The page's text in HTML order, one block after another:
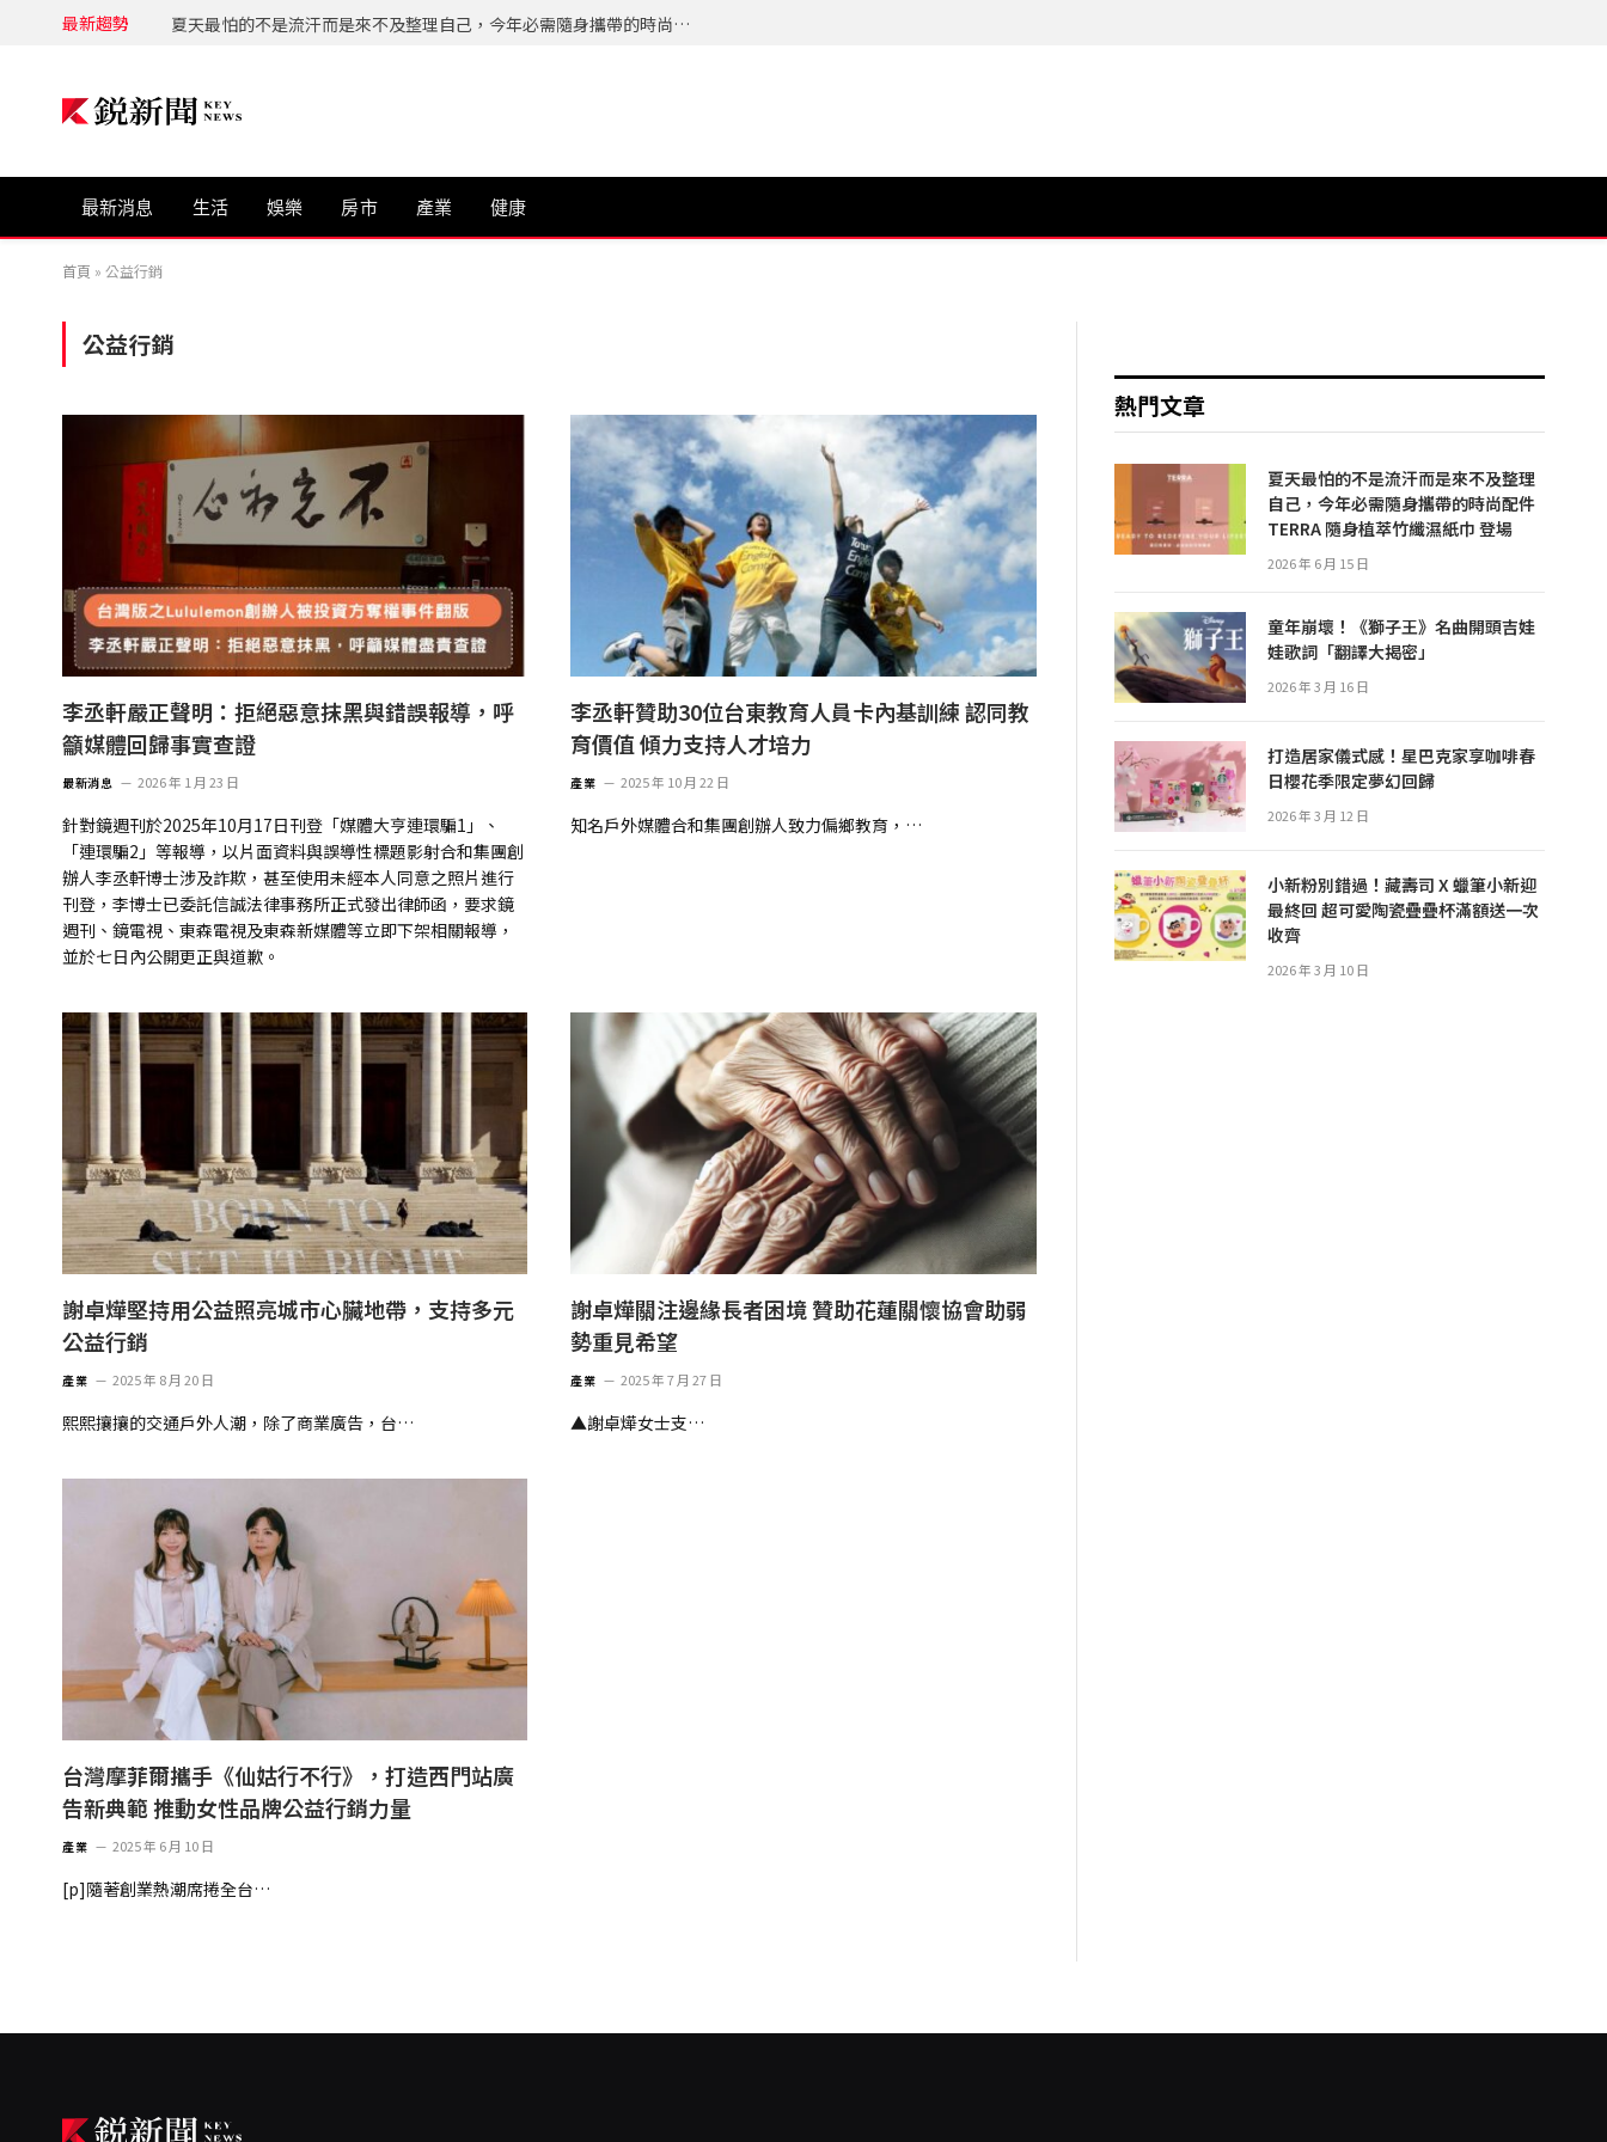
最新趨勢 夏天最怕的不是流汗而是來不及整理自己，今年必需隨身攜帶的時尚配件 TERRA 隨身植萃竹纖濕紙巾 登場
最新消息 生活 娛樂 房市 產業 健康
首頁 » 公益行銷
公益行銷
李丞軒嚴正聲明：拒絕惡意抹黑與錯誤報導，呼
籲媒體回歸事實查證
最新消息 2026 年 1 月 23 日
針對鏡週刊於2025年10月17日刊登「媒體大亨連環騙1」、
「連環騙2」等報導，以片面資料與誤導性標題影射合和集團創
辦人李丞軒博士涉及詐欺，甚至使用未經本人同意之照片進行
刊登，李博士已委託信誠法律事務所正式發出律師函，要求鏡
週刊、鏡電視、東森電視及東森新媒體等立即下架相關報導，
並於七日內公開更正與道歉。
李丞軒贊助30位台東教育人員卡內基訓練 認同教
育價值 傾力支持人才培力
產業 2025 年 10 月 22 日
知名戶外媒體合和集團創辦人致力偏鄉教育，…
謝卓燁堅持用公益照亮城市心臟地帶，支持多元
公益行銷
產業 2025 年 8 月 20 日
熙熙攘攘的交通戶外人潮，除了商業廣告，台…
謝卓燁關注邊緣長者困境 贊助花蓮關懷協會助弱
勢重見希望
產業 2025 年 7 月 27 日
▲謝卓燁女士支…
台灣摩菲爾攜手《仙姑行不行》，打造西門站廣
告新典範 推動女性品牌公益行銷力量
產業 2025 年 6 月 10 日
[p]隨著創業熱潮席捲全台…
熱門文章
夏天最怕的不是流汗而是來不及整理
自己，今年必需隨身攜帶的時尚配件
TERRA 隨身植萃竹纖濕紙巾 登場
2026 年 6 月 15 日
童年崩壞！《獅子王》名曲開頭吉娃
娃歌詞「翻譯大揭密」
2026 年 3 月 16 日
打造居家儀式感！星巴克家享咖啡春
日櫻花季限定夢幻回歸
2026 年 3 月 12 日
小新粉別錯過！藏壽司 X 蠟筆小新迎
最終回 超可愛陶瓷疊疊杯滿額送一次
收齊
2026 年 3 月 10 日